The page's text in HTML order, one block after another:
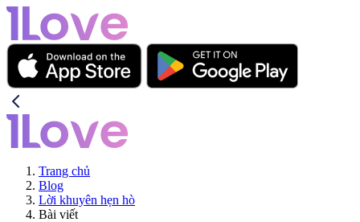
Trang chủ
Blog
Lời khuyên hẹn hò
Bài viết